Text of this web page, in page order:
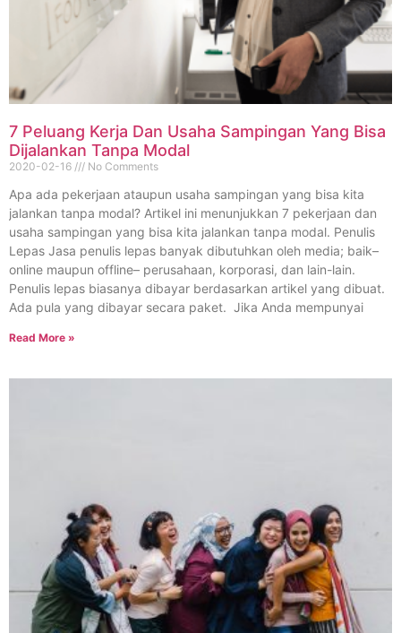
7 Peluang Kerja Dan Usaha Sampingan Yang Bisa
Dijalankan Tanpa Modal
2020-02-16 No Comments
Apa ada pekerjaan ataupun usaha sampingan yang bisa kita
jalankan tanpa modal? Artikel ini menunjukkan 7 pekerjaan dan
usaha sampingan yang bisa kita jalankan tanpa modal. Penulis
Lepas Jasa penulis lepas banyak dibutuhkan oleh media; baik–
online maupun offline– perusahaan, korporasi, dan lain-lain.
Penulis lepas biasanya dibayar berdasarkan artikel yang dibuat.
Ada pula yang dibayar secara paket. Jika Anda mempunyai
Read More »